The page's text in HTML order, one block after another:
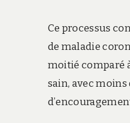
Ce processus
de maladie
moitié comparé
sain, avec